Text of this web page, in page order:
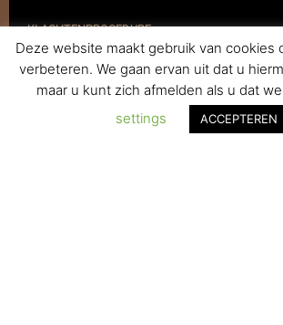
KLACHTENPROCEDURE
VERZENDEN & RETOURNEREN
Deze website maakt gebruik van cookies
verbeteren. We gaan ervan uit dat u
maar u kunt zich afmelden als u dat
settings
ACCEPTEREN